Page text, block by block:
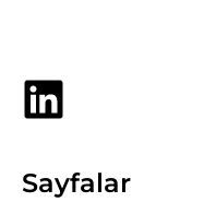
Sayfalar